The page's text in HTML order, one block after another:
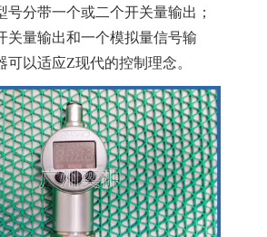
号分带一个或二个开关量输出；
关量输出和一个模拟量信号输
可以适应Z现代的控制理念。